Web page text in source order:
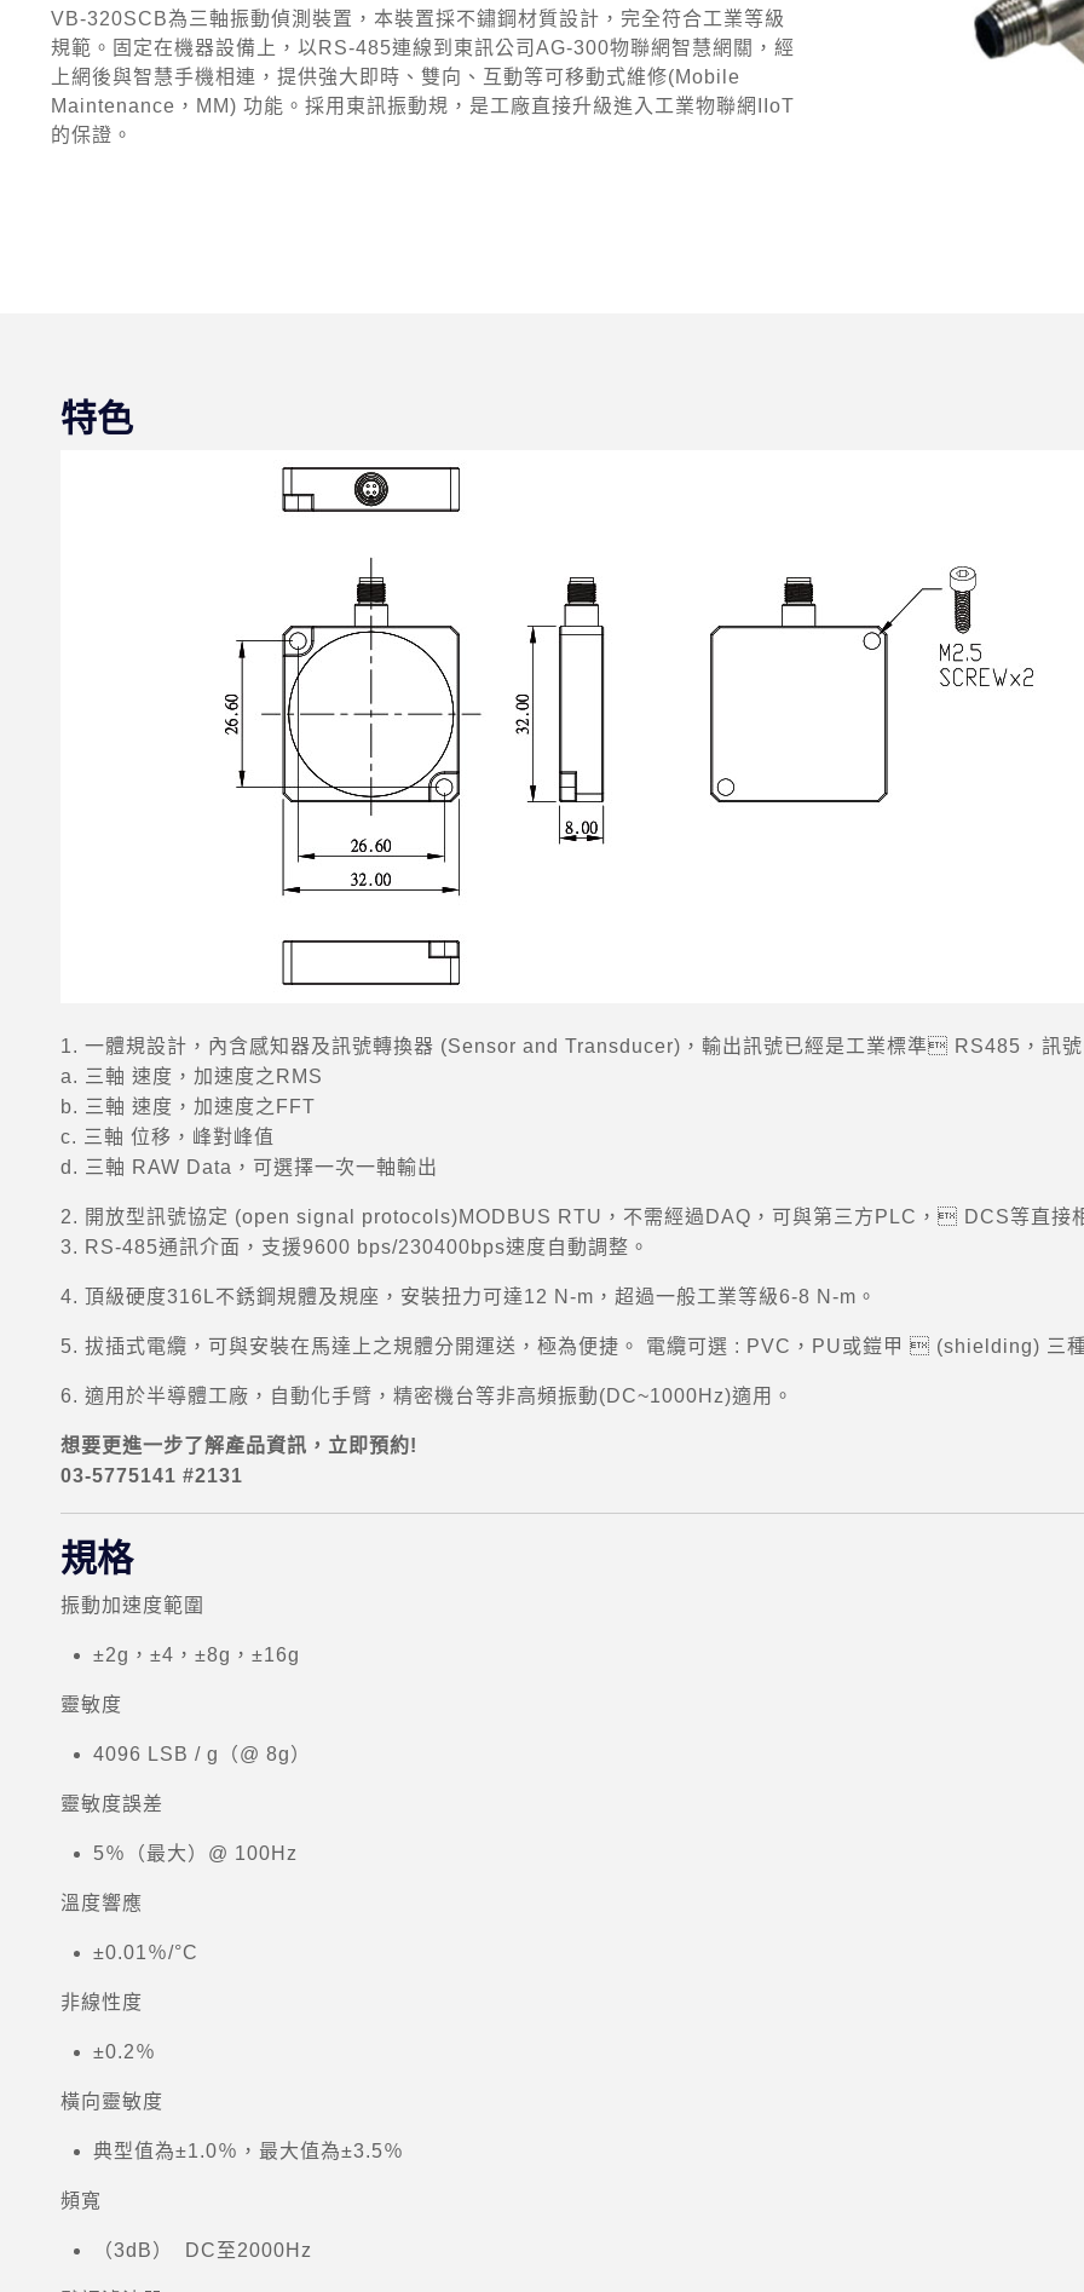
VB-320SCB為三軸振動偵測裝置，本裝置採不鏽鋼材質設計，完全符合工業等級
規範。固定在機器設備上，以RS-485連線到東訊公司AG-300物聯網智慧網關，經
上網後與智慧手機相連，提供強大即時、雙向、互動等可移動式維修(Mobile
Maintenance，MM) 功能。採用東訊振動規，是工廠直接升級進入工業物聯網IIoT
的保證。
特色
1. 一體規設計，內含感知器及訊號轉換器 (Sensor and Transducer)，輸出訊號已經是工業標準 RS485，訊
a. 三軸 速度，加速度之RMS
b. 三軸 速度，加速度之FFT
c. 三軸 位移，峰對峰值
d. 三軸 RAW Data，可選擇一次一軸輸出
2. 開放型訊號協定 (open signal protocols)MODBUS RTU，不需經過DAQ，可與第三方PLC， DCS等直接
3. RS-485通訊介面，支援9600 bps/230400bps速度自動調整。
4. 頂級硬度316L不銹鋼規體及規座，安裝扭力可達12 N-m，超過一般工業等級6-8 N-m。
5. 拔插式電纜，可與安裝在馬達上之規體分開運送，極為便捷。 電纜可選 : PVC，PU或鎧甲  (shielding) 三種
6. 適用於半導體工廠，自動化手臂，精密機台等非高頻振動(DC~1000Hz)適用。
想要更進一步了解產品資訊，立即預約!
03-5775141 #2131
規格
振動加速度範圍
±2g，±4，±8g，±16g
靈敏度
4096 LSB / g（@ 8g）
靈敏度誤差
5％（最大）@ 100Hz
溫度響應
±0.01％/°C
非線性度
±0.2％
橫向靈敏度
典型值為±1.0％，最大值為±3.5％
頻寬
（3dB） DC至2000Hz